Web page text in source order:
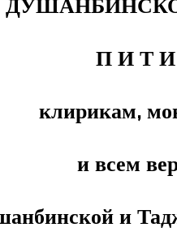
П И Т
клирикам,
и всем
и